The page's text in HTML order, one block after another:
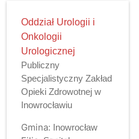
Oddział Urologii i
Onkologii
Urologicznej
Publiczny
Specjalistyczny Zakład
Opieki Zdrowotnej w
Inowrocławiu
Gmina: Inowrocław